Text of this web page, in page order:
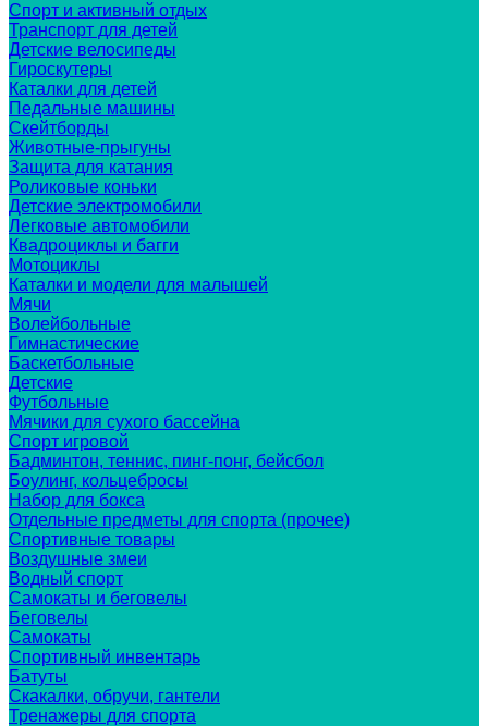
Спорт и активный отдых
Транспорт для детей
Детские велосипеды
Гироскутеры
Каталки для детей
Педальные машины
Скейтборды
Животные-прыгуны
Защита для катания
Роликовые коньки
Детские электромобили
Легковые автомобили
Квадроциклы и багги
Мотоциклы
Каталки и модели для малышей
Мячи
Волейбольные
Гимнастические
Баскетбольные
Детские
Футбольные
Мячики для сухого бассейна
Спорт игровой
Бадминтон, теннис, пинг-понг, бейсбол
Боулинг, кольцебросы
Набор для бокса
Отдельные предметы для спорта (прочее)
Спортивные товары
Воздушные змеи
Водный спорт
Самокаты и беговелы
Беговелы
Самокаты
Спортивный инвентарь
Батуты
Скакалки, обручи, гантели
Тренажеры для спорта